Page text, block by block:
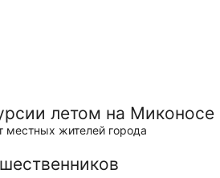
летом на Миконосе
местных жителей города